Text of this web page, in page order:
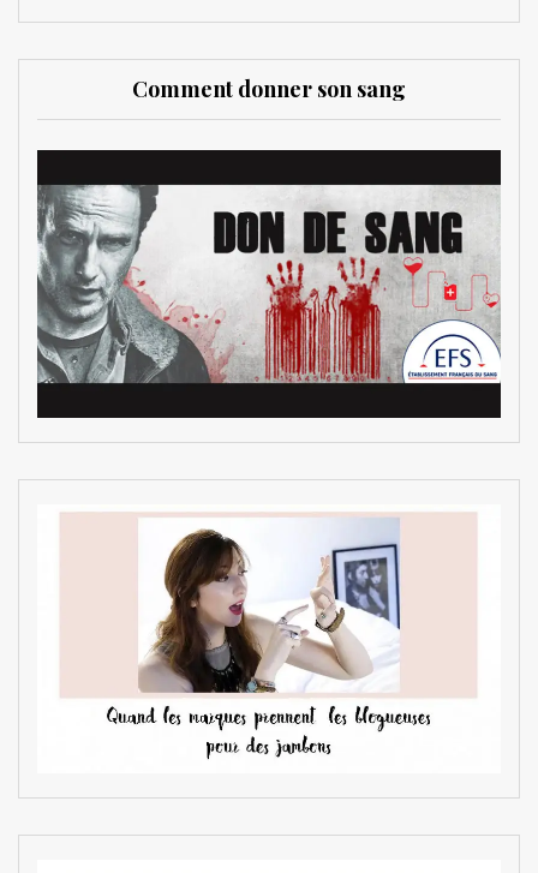
Comment donner son sang